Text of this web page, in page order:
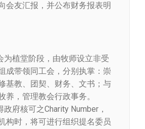
会友汇报，并公布财务报表明
为植堂阶段，由牧师设立非受
成带领同工会，分别执掌：崇
基教、团契、财务、文书；与
养，管理教会行政事务。
政府核可之Charity Number，
构时，将可进行组织提名委员